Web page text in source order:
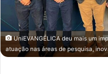
UniEVANGÉLICA deu mais um
atuação nas áreas de pesquisa,